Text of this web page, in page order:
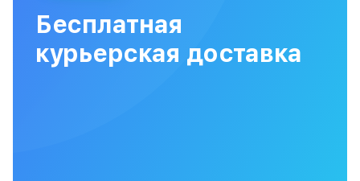
Бесплатная
курьерская доставка